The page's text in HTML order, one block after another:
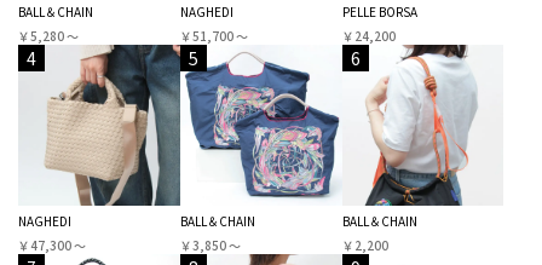
BALL＆CHAIN
￥5,280 〜
NAGHEDI
￥51,700 〜
PELLE BORSA
￥24,200
4
NAGHEDI
￥47,300 〜
5
BALL＆CHAIN
￥3,850 〜
6
BALL＆CHAIN
￥2,200